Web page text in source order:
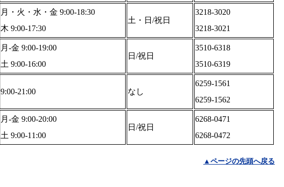
月・火・水・金 9:00-18:30
木 9:00-17:30
土・日/祝日
3218-3020
3218-3021
月-金 9:00-19:00
土 9:00-16:00
日/祝日
3510-6318
3510-6319
9:00-21:00 なし
6259-1561
6259-1562
月-金 9:00-20:00
土 9:00-11:00
日/祝日
6268-0471
6268-0472
▲ページの先頭へ戻る